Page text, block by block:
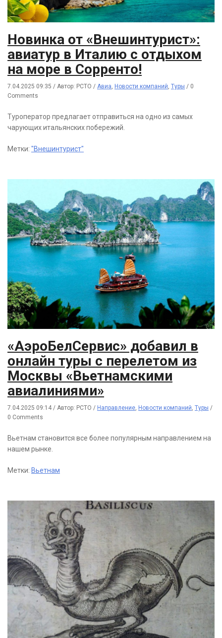
Новинка от «Внешинтурист»:
авиатур в Италию с отдыхом
на море в Сорренто!
7.04.2025 09:35 / Автор: РСТО / Авиа Новости компаний Туры / 0
Comments
Туроператор предлагает отправиться на одно из самых
чарующих итальянских побережий.
Метки: "Внешинтурист"
«АэроБелСервис» добавил в
онлайн туры с перелетом из
Москвы «Вьетнамскими
авиалиниями»
7.04.2025 09:14 / Автор: РСТО / Направление, Новости компаний, Туры /
0 Comments
Вьетнам становится все более популярным направлением на
нашем рынке.
Метки: Вьетнам